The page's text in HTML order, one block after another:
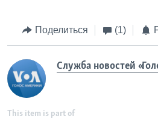
Поделиться (1)
Служба новостей
This item is part of